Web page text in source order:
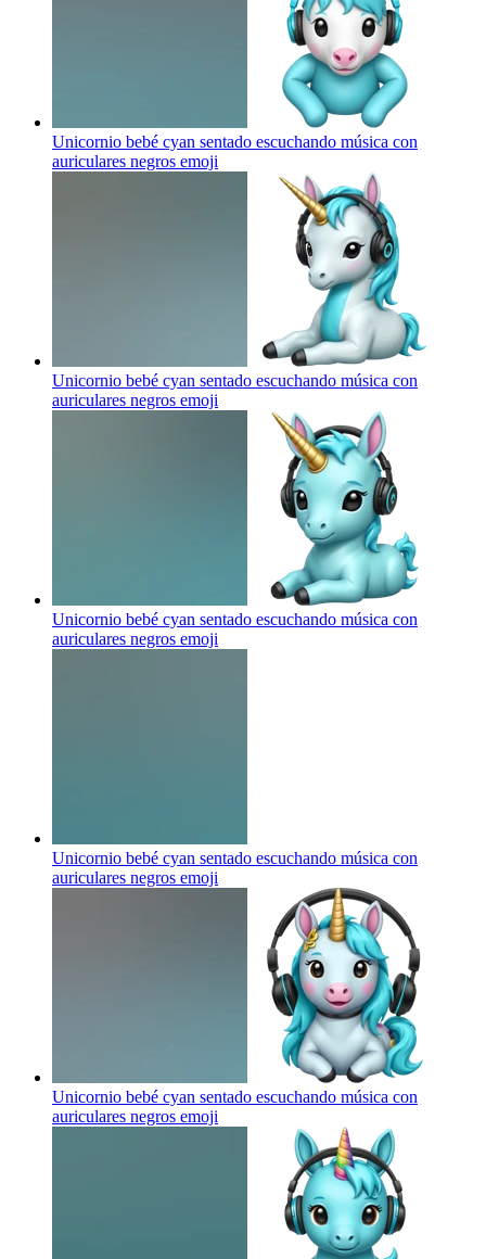
Unicornio bebé cyan sentado escuchando música con
auriculares negros emoji
Unicornio bebé cyan sentado escuchando música con
auriculares negros emoji
Unicornio bebé cyan sentado escuchando música con
auriculares negros emoji
Unicornio bebé cyan sentado escuchando música con
auriculares negros emoji
Unicornio bebé cyan sentado escuchando música con
auriculares negros emoji